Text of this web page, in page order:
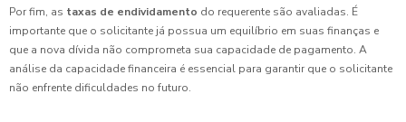
Por fim, as taxas de endividamento do requerente são avaliadas. É
importante que o solicitante já possua um equilíbrio em suas finanças e
que a nova dívida não comprometa sua capacidade de pagamento. A
análise da capacidade financeira é essencial para garantir que o solicitante
não enfrente dificuldades no futuro.